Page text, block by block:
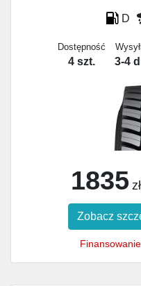
D
Dostępność
4 szt. 3-4
1835 zł
Zobacz